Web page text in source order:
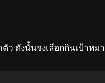
ตัว ดังนั้นจงเลือกกินเป้